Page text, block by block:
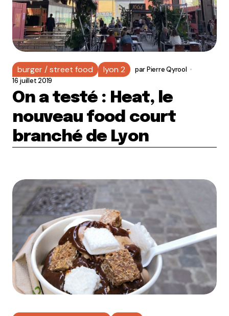
burger / street food lyon 2 parPierre Qyrool
16 juillet 2019
On a testé : Heat, le
nouveau food court
branché de Lyon